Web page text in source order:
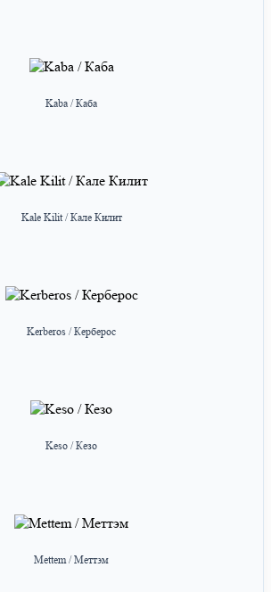
Kaba / Каба
Kale Kilit / Кале Килит
Kerberos / Керберос
Keso / Кезо
Mettem / Меттэм